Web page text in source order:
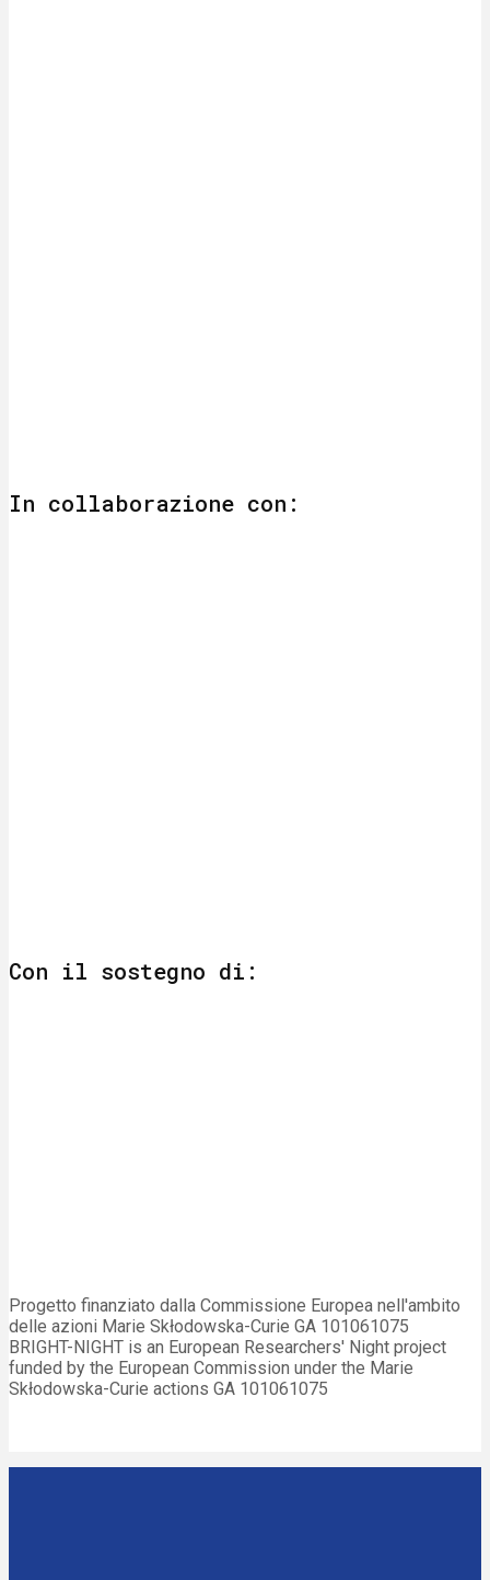
In collaborazione con:
Con il sostegno di:
Progetto finanziato dalla Commissione Europea nell'ambito
delle azioni Marie Skłodowska-Curie GA 101061075
BRIGHT-NIGHT is an European Researchers' Night project
funded by the European Commission under the Marie
Skłodowska-Curie actions GA 101061075